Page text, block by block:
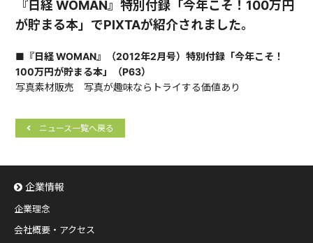
『日経 WOMAN』特別付録「今年こそ！100万円
が貯まる本」でPIXTAが紹介されました。
■『日経 WOMAN』（2012年2月号）特別付録「今年こそ！
100万円が貯まる本」（P63）
写真素材販売 写真が趣味ならトライする価値あり
ニュース一覧へ戻る
企業情報
企業理念
会社概要・アクセス